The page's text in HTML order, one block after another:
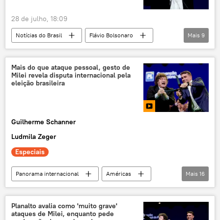
28 de julho, 18:09
Notícias do Brasil
Flávio Bolsonaro
Jair Bolsonaro
Luiz Inácio Lula da Silva
Brasil
Estados Unidos
Venezuela
Polícia Federal (PF)
Polícia Federal
Mais 9
Mais do que ataque pessoal, gesto de
Milei revela disputa internacional pela
eleição brasileira
Guilherme Schanner
Ludmila Zeger
Especiais
Panorama internacional
Américas
Flávio Bolsonaro
Javier Milei
Brasil
Estados Unidos
Argentina
Supremo Tribunal Federal (STF)
Mais 16
Planalto avalia como 'muito grave'
ataques de Milei, enquanto pede